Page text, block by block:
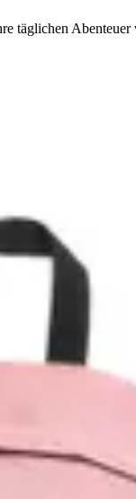
täglichen Abenteuer